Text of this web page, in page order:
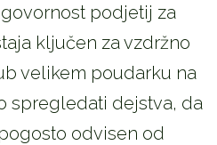
podjetij za
ključen za vzdržno
velikem poudarku na
spregledati dejstva, da
odvisen od